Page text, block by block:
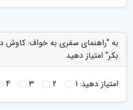
به "راهنمای سفری به خواف: کاوش
بکر" امتیاز دهید
امتیاز دهید:1
2
3
4